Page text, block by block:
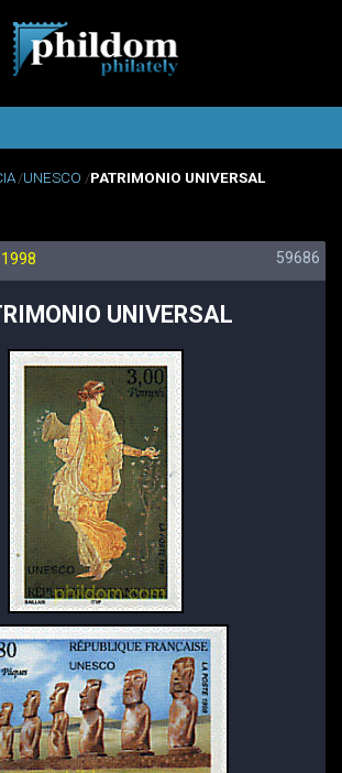
UNESCO PATRIMONIO UNIVERSAL
1998 59686
UNIVERSAL